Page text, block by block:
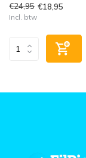
€24,95 €18,95
Incl. btw